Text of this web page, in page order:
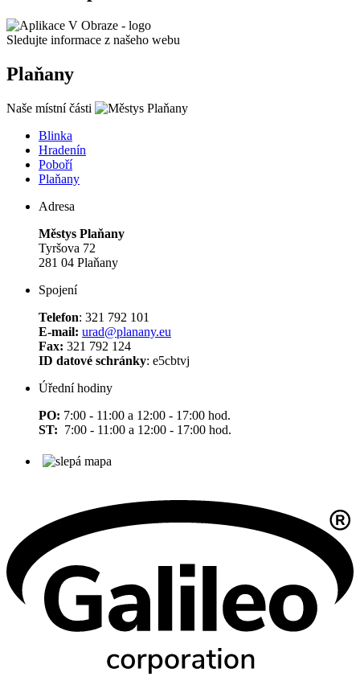
Sledujte informace z našeho webu
Plaňany
Naše místní části
Blinka
Hradenín
Poboří
Plaňany
Adresa
Městys Plaňany
Tyršova 72
281 04 Plaňany
Spojení
Telefon: 321 792 101
E-mail: urad@planany.eu
Fax: 321 792 124
ID datové schránky: e5cbtvj
Úřední hodiny
PO: 7:00 - 11:00 a 12:00 - 17:00 hod.
ST: 7:00 - 11:00 a 12:00 - 17:00 hod.